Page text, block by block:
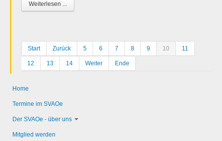
Weiterlesen ...
Start Zurück 5 6 7 8 9 10 11
12 13 14 Weiter Ende
Home
Termine im SVAOe
Der SVAOe - über uns
Mitglied werden